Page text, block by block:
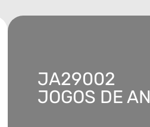
JA29002
JOGOS DE